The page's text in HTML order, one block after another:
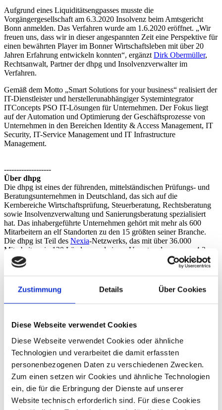
Zustimmung Details Über Cookies
Diese Webseite verwendet Cookies
Diese Webseite verwendet Cookies oder ähnliche
Technologien und verarbeitet die damit erfassten
personenbezogenen Daten zu verschiedenen Zwecken.
Zum einen setzen wir Cookies und ähnliche Technologien
ein, die für die Erbringung der Dienste auf unserer
Website technisch erforderlich sind. Für diese Cookies
Aufgrund eines Liquiditätsengpasses musste die
Vorgängergesellschaft am 6.3.2020 Insolvenz beim Amtsgericht
Bonn anmelden. Das Verfahren wurde am 1.6.2020 eröffnet. „Wir
freuen uns, dass wir in dieser angespannten Zeit eine Perspektive für
einen bewährten Player im Bonner Wirtschaftsleben mit über 20
Jahren Erfahrung entwickeln konnten“, ergänzt Dirk Obermüller,
Rechtsanwalt, Partner der dhpg und Insolvenzverwalter im
Verfahren.
Gemäß dem Motto „Smart Solutions for your business“ realisiert der
IT-Dienstleister und herstellerunabhängiger Systemintegrator
ITConcepts PSO IT-Lösungen für Unternehmen. Der Fokus liegt
auf der Automation und Optimierung der Geschäftsprozesse von
Unternehmen in den Bereichen Identity & Access Management, IT
Security, IT-Service Management und IT Infrastructure
Management.
-------------------
Über dhpg
Die dhpg ist eines der führenden, mittelständischen Prüfungs- und
Beratungsunternehmen in Deutschland, das sich auf die
Kernbereiche Wirtschaftsprüfung, Steuerberatung, Rechtsberatung
sowie Insolvenzverwaltung und Sanierungsberatung spezialisiert
hat. Das inhabergeführte Unternehmen gehört mit mehr als 600
Mitarbeitern an elf Standorten zu den 15 größten seiner Branche.
Die dhpg ist Teil des Nexia-Netzwerks, das mit über 36.000
Mitarbeitern in 120 Ländern und einem Umsatzvolumen von 4,3
Milliarden US-Dollar zu den Top 10 der internationalen Beratungs-
Netzwerke zählt.
Zurück
Pressekontakt
E-Mail +49 228 81000 0